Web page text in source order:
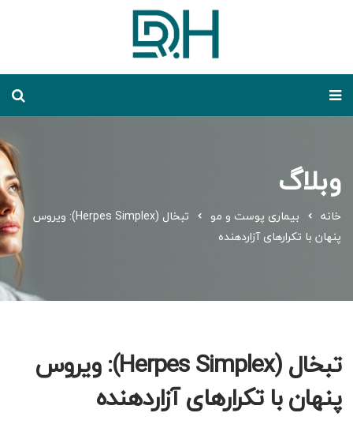
وبلاگ
خانه بیماری پوست و مو
تبخال (Herpes Simplex): ویروس
پنهان با تکرارهای آزاردهنده
تبخال (Herpes Simplex): ویروس
پنهان با تکرارهای آزاردهنده